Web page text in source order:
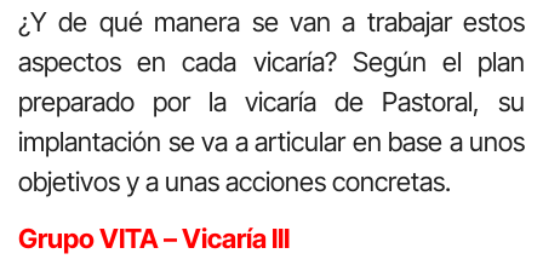
¿Y de qué manera se van a trabajar estos
aspectos en cada vicaría? Según el plan
preparado por la vicaría de Pastoral, su
implantación se va a articular en base a unos
objetivos y a unas acciones concretas.
Grupo VITA – Vicaría III